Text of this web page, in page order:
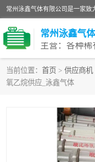
常州泳鑫气
主营：各种
当前位置： 首页 > 供应商机
氧乙烷供应_泳鑫气体
高纯氦气
环氧乙烷灭菌剂